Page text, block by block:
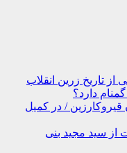
تاریخ زرین انقلاب
دارد؟
قیروکارزین / در کمیل
از سید مجید بنی